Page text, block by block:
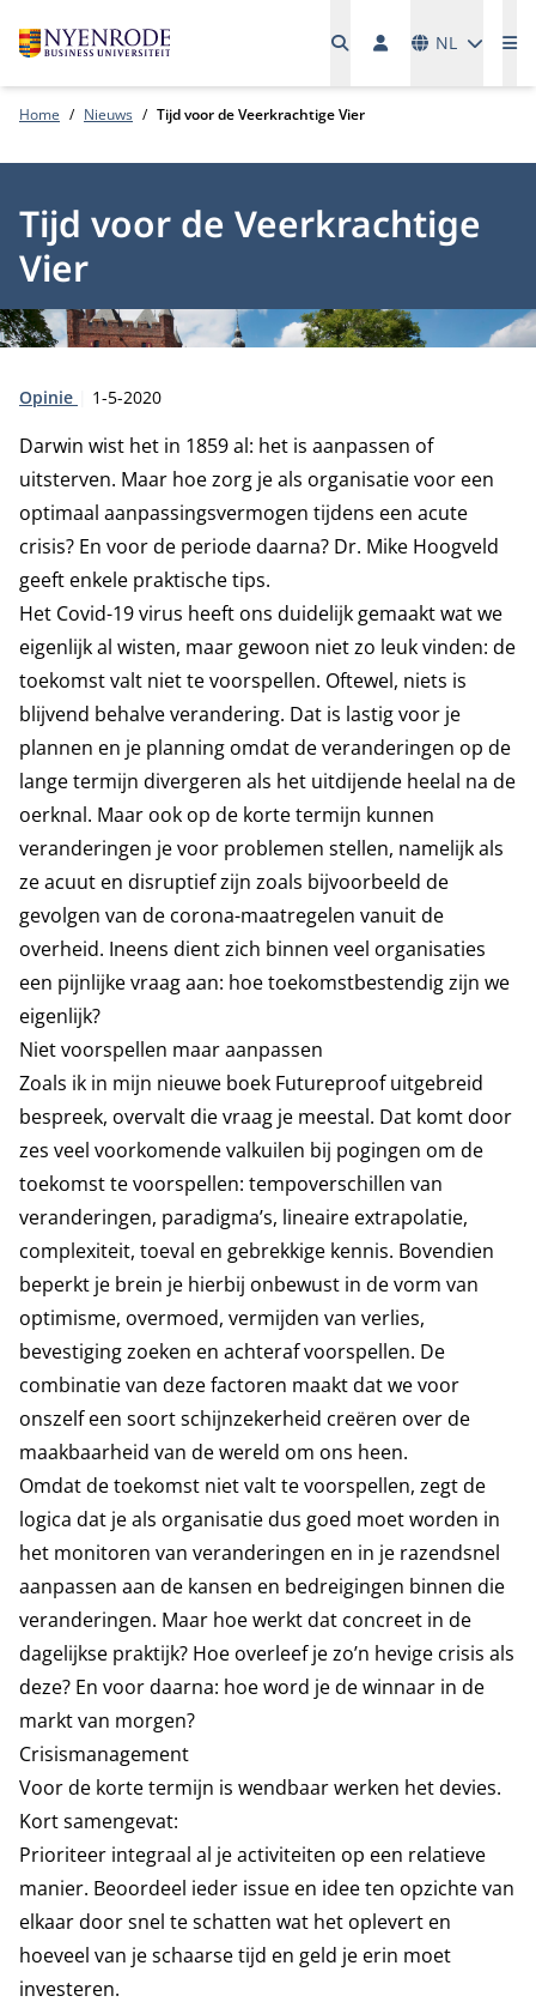
NL
Home Nieuws Tijd voor de Veerkrachtige Vier
Tijd voor de Veerkrachtige
Vier
Type:
Opinie Publicatiedatum:
1-5-2020
Darwin wist het in 1859 al: het is aanpassen of
uitsterven. Maar hoe zorg je als organisatie voor een
optimaal aanpassingsvermogen tijdens een acute
crisis? En voor de periode daarna? Dr. Mike Hoogveld
geeft enkele praktische tips.
Het Covid-19 virus heeft ons duidelijk gemaakt wat we
eigenlijk al wisten, maar gewoon niet zo leuk vinden: de
toekomst valt niet te voorspellen. Oftewel, niets is
blijvend behalve verandering. Dat is lastig voor je
plannen en je planning omdat de veranderingen op de
lange termijn divergeren als het uitdijende heelal na de
oerknal. Maar ook op de korte termijn kunnen
veranderingen je voor problemen stellen, namelijk als
ze acuut en disruptief zijn zoals bijvoorbeeld de
gevolgen van de corona-maatregelen vanuit de
overheid. Ineens dient zich binnen veel organisaties
een pijnlijke vraag aan: hoe toekomstbestendig zijn we
eigenlijk?
Niet voorspellen maar aanpassen
Zoals ik in mijn nieuwe boek Futureproof uitgebreid
bespreek, overvalt die vraag je meestal. Dat komt door
zes veel voorkomende valkuilen bij pogingen om de
toekomst te voorspellen: tempoverschillen van
veranderingen, paradigma’s, lineaire extrapolatie,
complexiteit, toeval en gebrekkige kennis. Bovendien
beperkt je brein je hierbij onbewust in de vorm van
optimisme, overmoed, vermijden van verlies,
bevestiging zoeken en achteraf voorspellen. De
combinatie van deze factoren maakt dat we voor
onszelf een soort schijnzekerheid creëren over de
maakbaarheid van de wereld om ons heen.
Omdat de toekomst niet valt te voorspellen, zegt de
logica dat je als organisatie dus goed moet worden in
het monitoren van veranderingen en in je razendsnel
aanpassen aan de kansen en bedreigingen binnen die
veranderingen. Maar hoe werkt dat concreet in de
dagelijkse praktijk? Hoe overleef je zo’n hevige crisis als
deze? En voor daarna: hoe word je de winnaar in de
markt van morgen?
Crisismanagement
Voor de korte termijn is wendbaar werken het devies.
Kort samengevat:
Prioriteer integraal al je activiteiten op een relatieve
manier. Beoordeel ieder issue en idee ten opzichte van
elkaar door snel te schatten wat het oplevert en
hoeveel van je schaarse tijd en geld je erin moet
investeren.